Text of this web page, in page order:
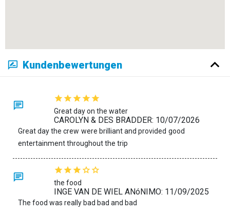
Kundenbewertungen
Great day on the water
CAROLYN & DES BRADDER: 10/07/2026
Great day the crew were brilliant and provided good
entertainment throughout the trip
the food
INGE VAN DE WIEL ANóNIMO: 11/09/2025
The food was really bad bad and bad